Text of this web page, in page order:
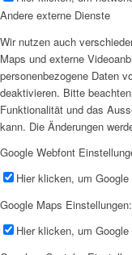
Andere externe Dienste
Wir nutzen auch
Maps und externe
personenbezogene Daten
deaktivieren. Bitte
Funktionalität und das
kann. Die Änderungen
Google Webfont
Hier klicken, um
Google Maps Einstellungen:
Hier klicken, um